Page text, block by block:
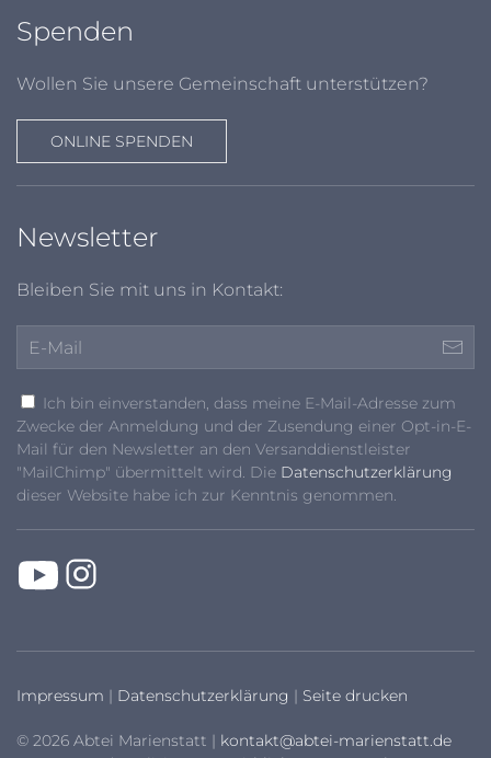
Spenden
Wollen Sie unsere Gemeinschaft unterstützen?
ONLINE SPENDEN
Newsletter
Bleiben Sie mit uns in Kontakt:
Ich bin einverstanden, dass meine E-Mail-Adresse zum
Zwecke der Anmeldung und der Zusendung einer Opt-in-E-
Mail für den Newsletter an den Versanddienstleister
"MailChimp" übermittelt wird. Die Datenschutzerklärung
dieser Website habe ich zur Kenntnis genommen.
Impressum | Datenschutzerklärung | Seite drucken
© 2026 Abtei Marienstatt | kontakt@abtei-marienstatt.de